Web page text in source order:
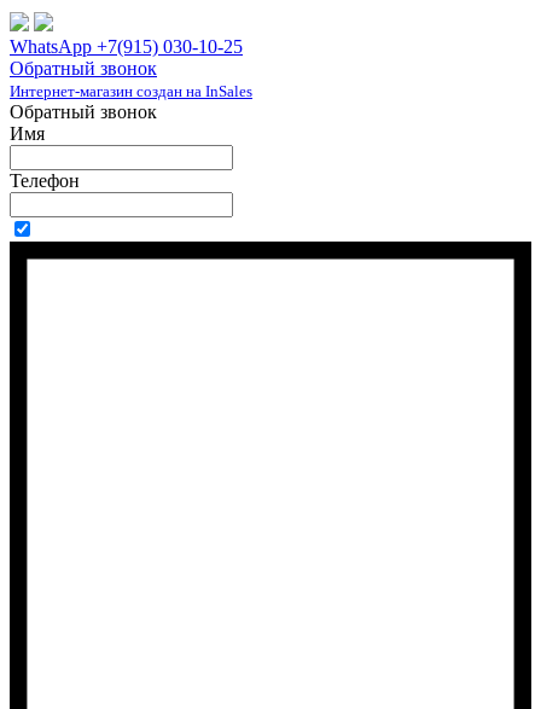
WhatsApp +7(915) 030-10-25
Обратный звонок
Интернет-магазин создан на InSales
Обратный звонок
Имя
Телефон